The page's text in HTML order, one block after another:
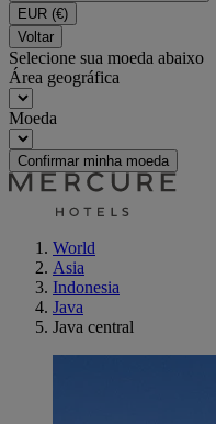
EUR (€)
Voltar
Selecione sua moeda abaixo
Área geográfica
Moeda
Confirmar minha moeda
World
Asia
Indonesia
Java
Java central